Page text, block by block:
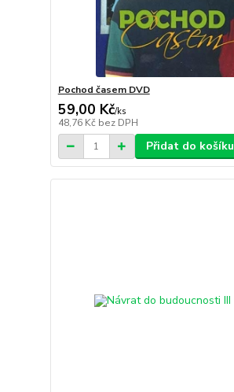
Pochod časem DVD
59,00 Kč/ks
48,76 Kč bez DPH
Přidat do košíku